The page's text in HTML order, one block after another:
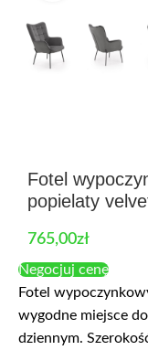
Fotel
popielaty
765,00zł
Negocjuj cenę
Fotel
wygodne miejsce
dziennym.